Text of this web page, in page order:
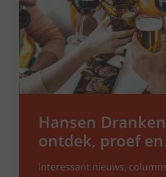
Hansen
ontdek, proef
Interessant nieuws,